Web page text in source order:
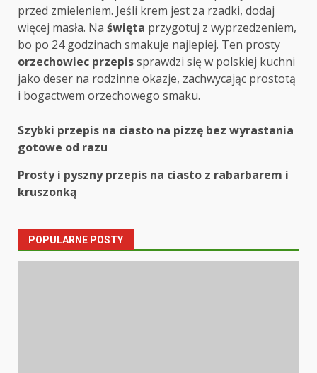
przed zmieleniem. Jeśli krem jest za rzadki, dodaj
więcej masła. Na święta przygotuj z wyprzedzeniem,
bo po 24 godzinach smakuje najlepiej. Ten prosty
orzechowiec przepissprawdzi się w polskiej kuchni
jako deser na rodzinne okazje, zachwycając prostotą
i bogactwem orzechowego smaku.
Post
navigation
Szybki przepis na ciasto na pizzę bez wyrastania
gotowe od razu
Prosty i pyszny przepis na ciasto z rabarbarem i
kruszonką
POPULARNE POSTY